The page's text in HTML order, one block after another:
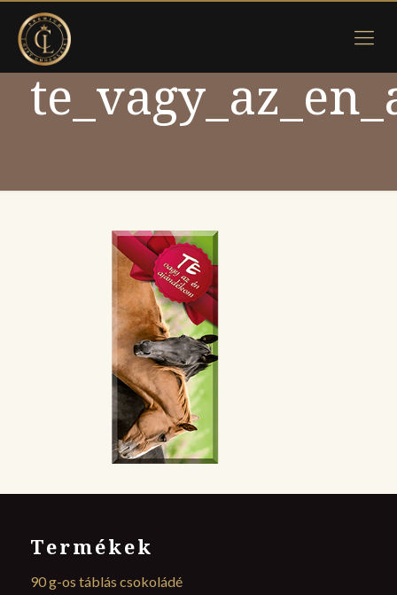
Termékek
90 g-os táblás csokoládé